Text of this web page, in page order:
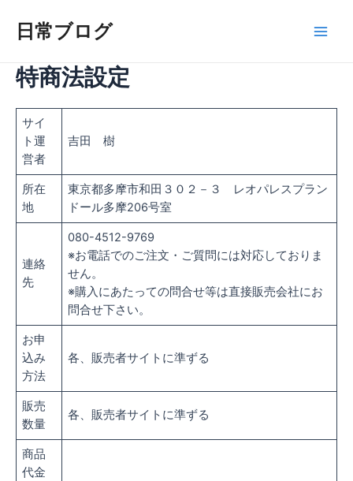
日常ブログ
特商法設定
サイ
ト運
営者
吉田 樹
所在
地
東京都多摩市和田３０２－３ レオパレスプラン
ドール多摩206号室
連絡
先
080-4512-9769
※お電話でのご注文・ご質問には対応しておりま
せん。
※購入にあたっての問合せ等は直接販売会社にお
問合せ下さい。
お申
込み
方法
各、販売者サイトに準ずる
販売
数量
各、販売者サイトに準ずる
商品
代金